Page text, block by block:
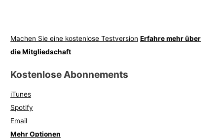
Machen Sie eine kostenlose Testversion Erfahre mehr über
die Mitgliedschaft
Kostenlose Abonnements
iTunes
Spotify
Email
Mehr Optionen